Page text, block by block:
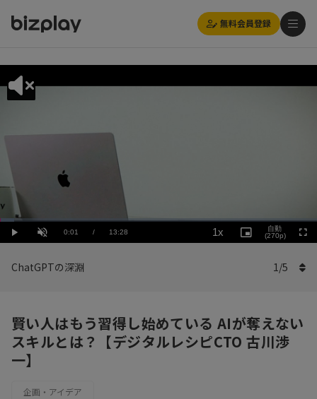
無料会員登録
Play UnmuteCurrent
0:01 / Duration
13:28
Loaded:
4.46%
1x
Rate
Picture-
in-
自動
(270p)
ChatGPTの深淵 1/5
賢い人はもう習得し始めている AIが奪えない
スキルとは？【デジタルレシピCTO 古川渉
一】
企画・アイデア